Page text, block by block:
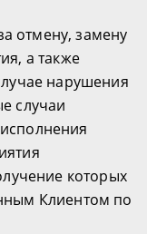
отмену, замену
а также
нарушения
случаи
которых
Клиентом по